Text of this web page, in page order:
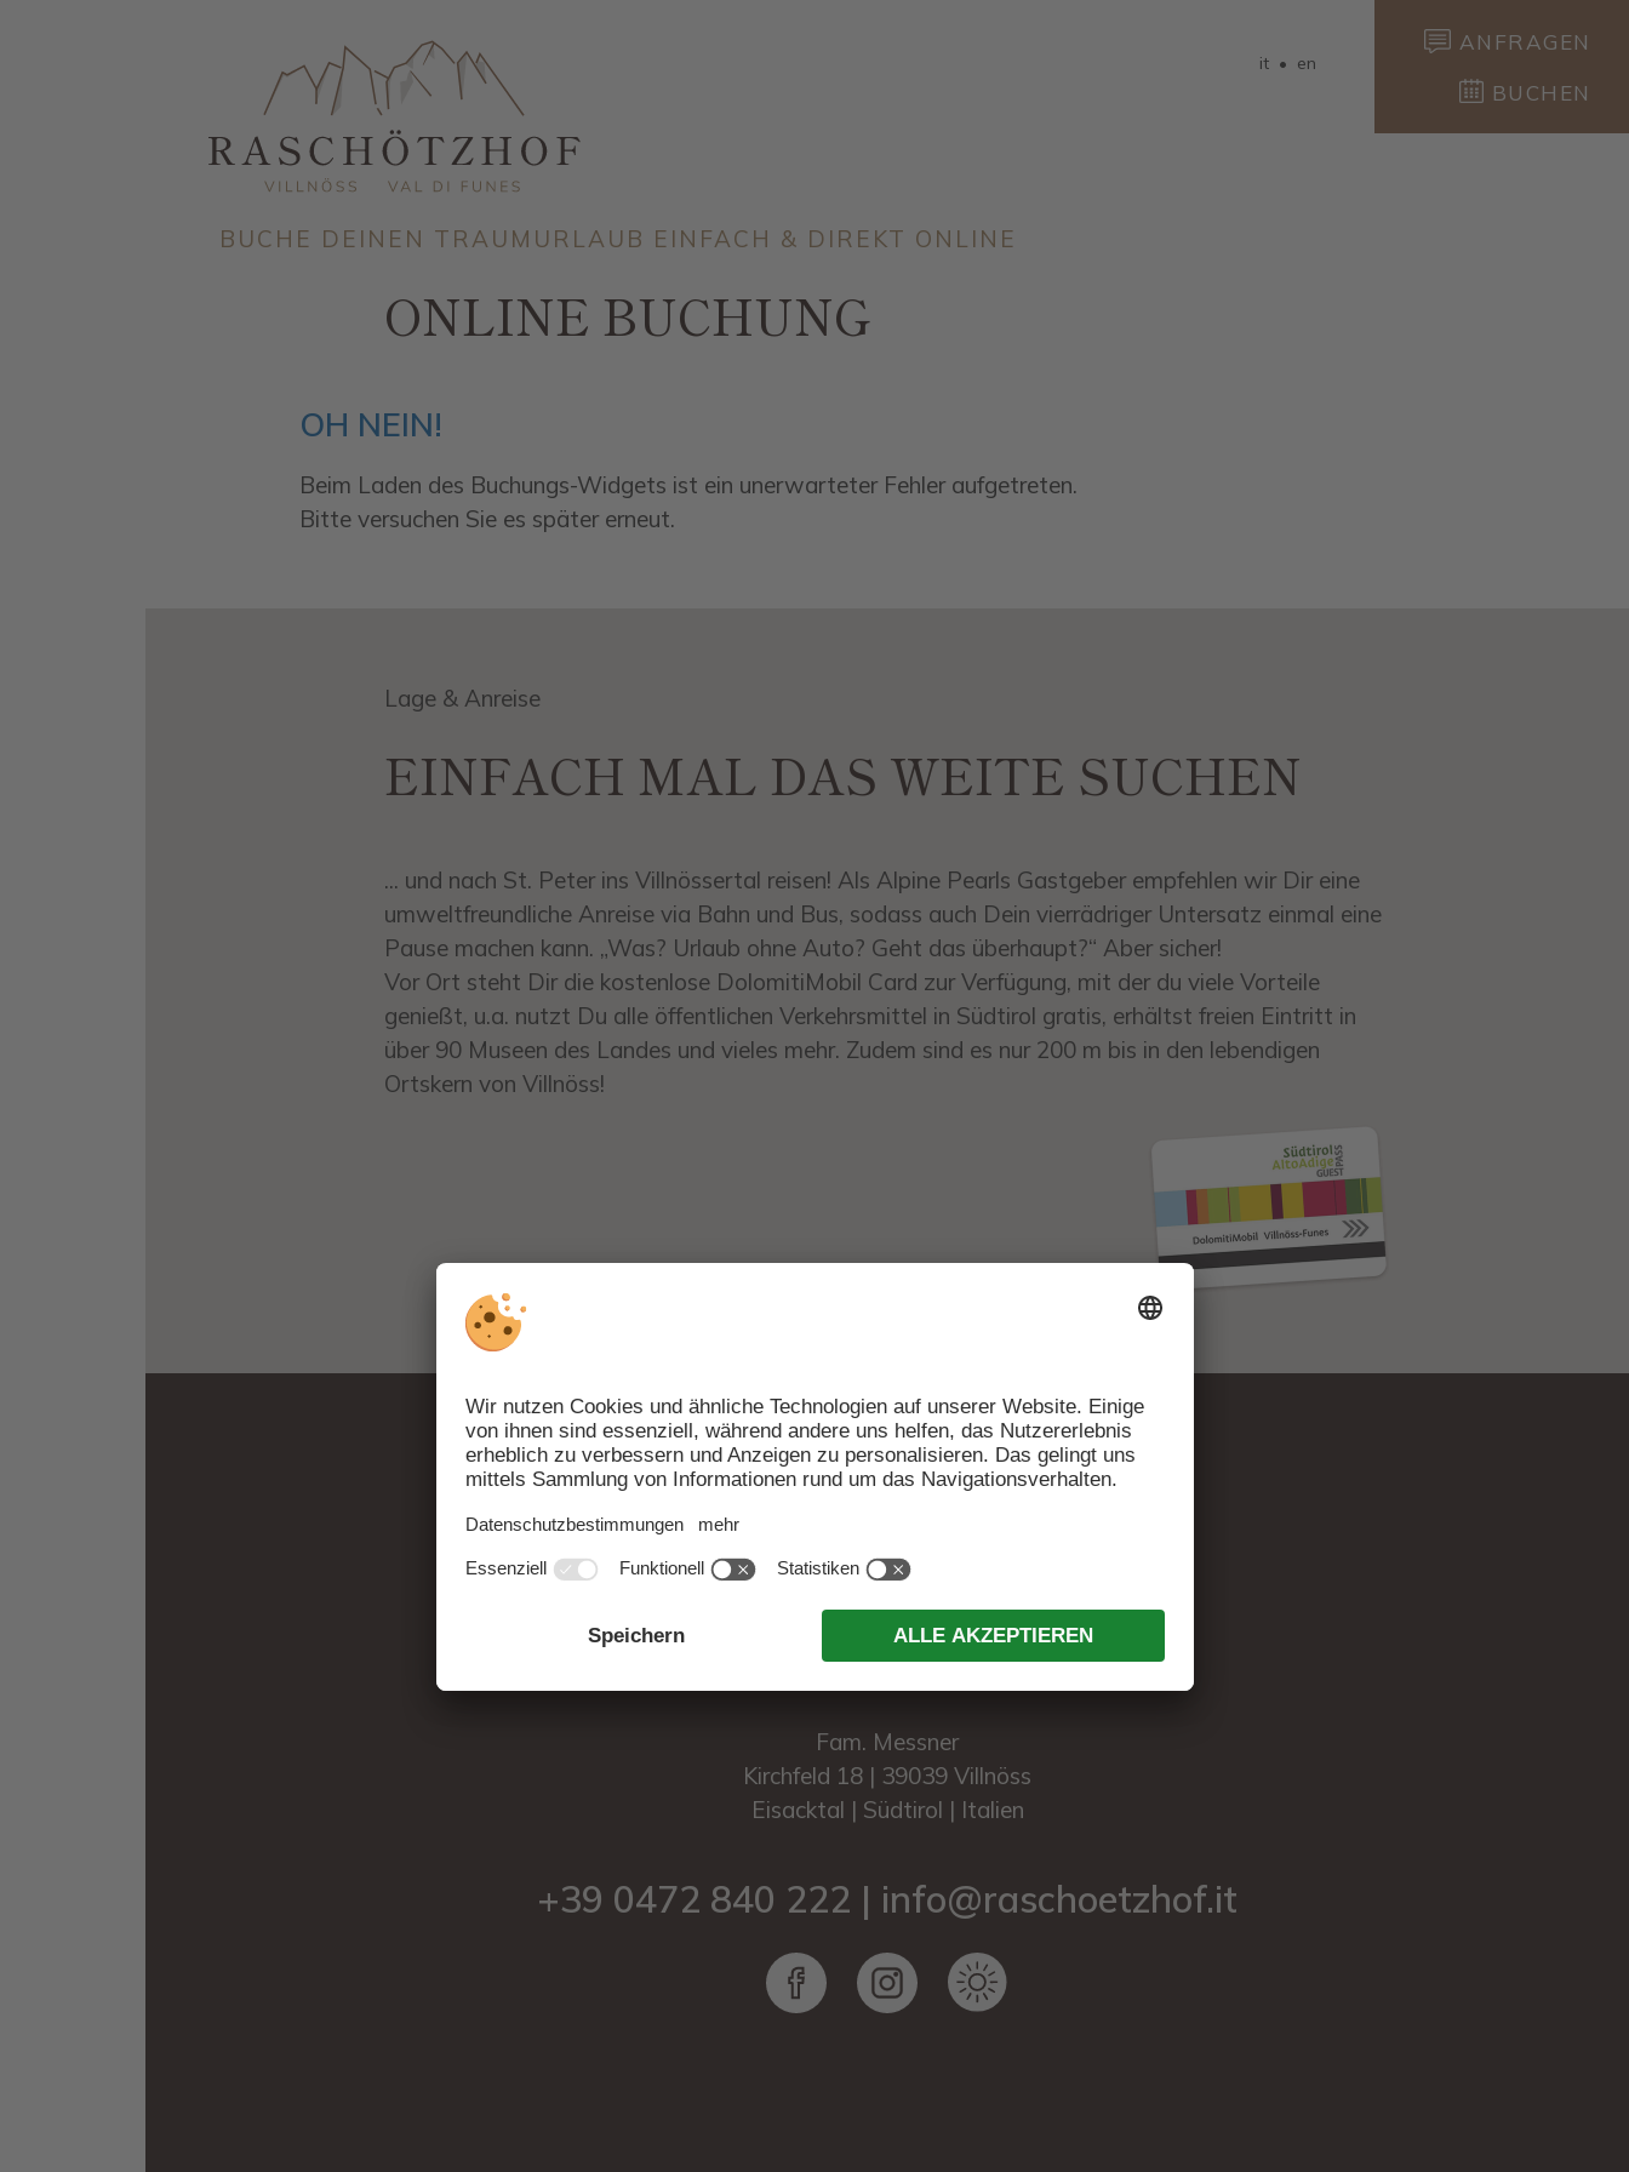
ANFRAGEN
BUCHEN
it • en
BUCHE DEINEN TRAUMURLAUB EINFACH & DIREKT ONLINE
ONLINE BUCHUNG
OH NEIN!
Beim Laden des Buchungs-Widgets ist ein unerwarteter Fehler aufgetreten.
Bitte versuchen Sie es später erneut.
Lage & Anreise
EINFACH MAL DAS WEITE SUCHEN
... und nach St. Peter ins Villnössertal reisen! Als Alpine Pearls Gastgeber empfehlen wir Dir eine
umweltfreundliche Anreise via Bahn und Bus, sodass auch Dein vierrädriger Untersatz einmal eine
Pause machen kann. „Was? Urlaub ohne Auto? Geht das überhaupt?“ Aber sicher!
Vor Ort steht Dir die kostenlose DolomitiMobil Card zur Verfügung, mit der du viele Vorteile
genießt, u.a. nutzt Du alle öffentlichen Verkehrsmittel in Südtirol gratis, erhältst freien Eintritt in
über 90 Museen des Landes und vieles mehr. Zudem sind es nur 200 m bis in den lebendigen
Ortskern von Villnöss!
Fam. Messner
Kirchfeld 18 | 39039 Villnöss
Eisacktal | Südtirol | Italien
+39 0472 840 222 | info@raschoetzhof.it